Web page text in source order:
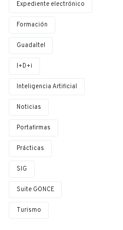
Expediente electrónico
Formación
Guadaltel
I+D+i
Inteligencia Artificial
Noticias
Portafirmas
Prácticas
SIG
Suite G·ONCE
Turismo